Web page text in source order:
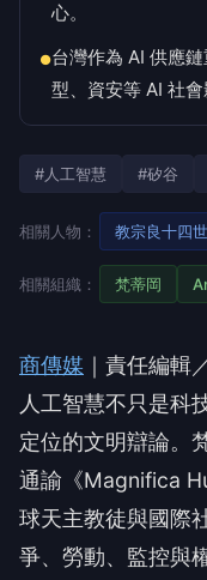
心。
●台灣作為 AI 供應
型、資安等 AI 社會
#人工智慧 #矽谷
相關人物： 教宗良十四世
相關組織： 梵蒂岡
商傳媒 ｜責任編輯
人工智慧不只是科
定位的文明辯論。
通諭《Magnifica
球天主教徒與國際
爭、勞動、監控與